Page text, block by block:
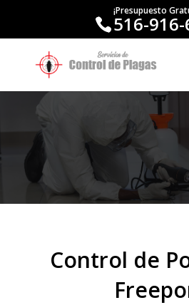
¡Presupuesto
516-
Control de